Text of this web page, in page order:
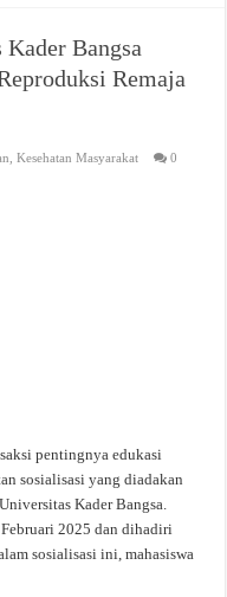
Bangsa
Remaja
,Kesehatan Masyarakat 0
pentingnya edukasi
sosialisasi yang diadakan
Kader Bangsa.
2025 dan dihadiri
sosialisasi ini, mahasiswa